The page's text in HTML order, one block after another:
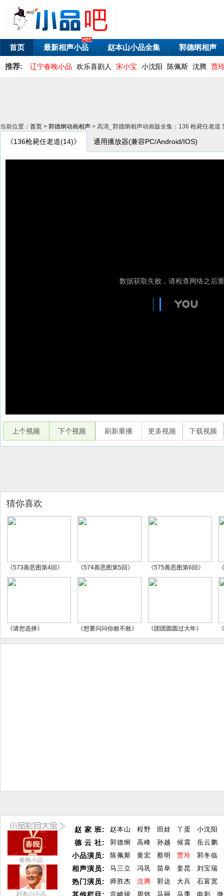
首页 最新相声小品 赵本山小品全集 郭德纲相声
推荐: 辽宁春晚小品 欢乐喜剧人 宋小宝 小沈阳 陈佩斯 沈腾 贾
当前位置： 首页 > 郭德纲动画相声 > 高清_郭德纲相声动画版全集：136 枪毙任老道
《136枪毙任老道(14)》 通用播放器(兼容PC/Android/IOS)
上个视频 下个视频 刷新重播 更多视频 下载视频
猜你喜欢
《573善恶图第4回》 《574善恶图第5回》 《575善恶图第6回》
《请您选择》 《想要问问你敢不敢》 《团团圆圆过大年》
春晚小品
赵本山小品
赵 家 班:
德 云 社:
小品演员:
相声演员:
热门演员:
赵本山 程野 田娃 丫蛋
小沈阳
郭德纲
高峰 孙越 候震
岳云鹏
陈佩斯
黄宏 蔡明 贾玲
郭冬临
马三立
冯巩 苗阜 姜昆
刘宝瑞
师胜杰
沈腾 郭达 大兵
石富宽
宫崎骏
周炜 马丽 马季 电影